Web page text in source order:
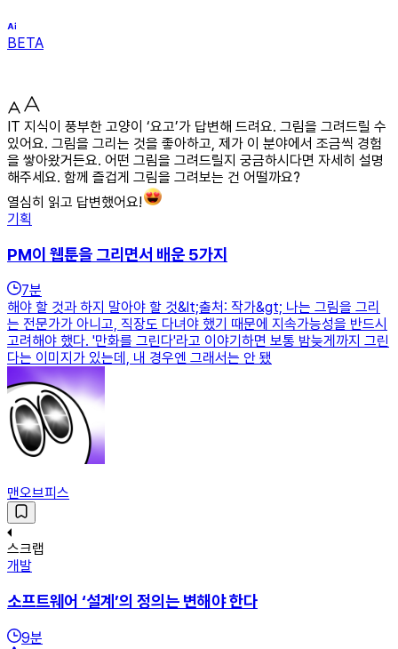
BETA
IT 지식이 풍부한 고양이 ‘요고’가 답변해 드려요. 그림을 그려드릴 수
있어요. 그림을 그리는 것을 좋아하고, 제가 이 분야에서 조금씩 경험
을 쌓아왔거든요. 어떤 그림을 그려드릴지 궁금하시다면 자세히 설명
해주세요. 함께 즐겁게 그림을 그려보는 건 어떨까요?
열심히 읽고 답변했어요!
기획
PM이 웹툰을 그리면서 배운 5가지
7분
해야 할 것과 하지 말아야 할 것&lt;출처: 작가&gt; 나는 그림을 그리
는 전문가가 아니고, 직장도 다녀야 했기 때문에 지속가능성을 반드시
고려해야 했다. '만화를 그린다'라고 이야기하면 보통 밤늦게까지 그린
다는 이미지가 있는데, 내 경우엔 그래서는 안 됐
맨오브피스
스크랩
개발
소프트웨어 ‘설계’의 정의는 변해야 한다
9분